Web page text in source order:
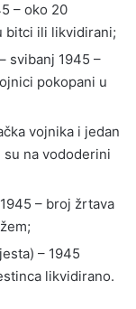
– oko 20
bitci ili likvidirani;
svibanj 1945 –
pokopani u
vojnika i jedan
na vododerini
– broj žrtava
– 1945
likvidirano.